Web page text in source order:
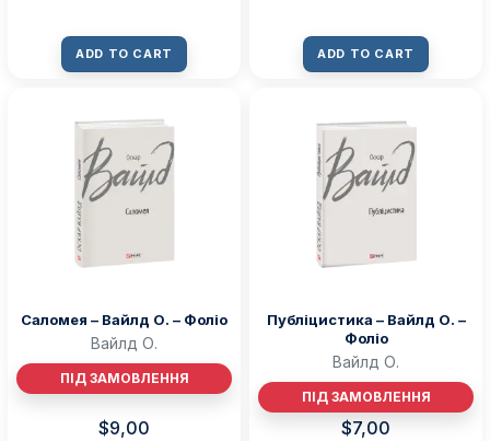
ADD TO CART ADD TO CART
Саломея – Вайлд О. – Фоліо
Вайлд О.
ПІД ЗАМОВЛЕННЯ
$9,00
Публіцистика – Вайлд О. –
Фоліо
Вайлд О.
ПІД ЗАМОВЛЕННЯ
$7,00